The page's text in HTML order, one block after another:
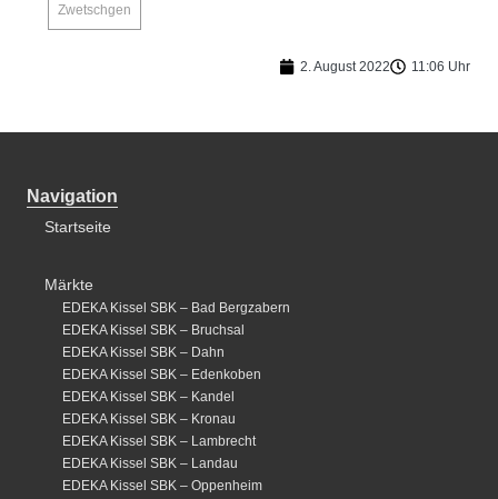
Zwetschgen
2. August 2022 11:06 Uhr
Navigation
Startseite
Märkte
EDEKA Kissel SBK – Bad Bergzabern
EDEKA Kissel SBK – Bruchsal
EDEKA Kissel SBK – Dahn
EDEKA Kissel SBK – Edenkoben
EDEKA Kissel SBK – Kandel
EDEKA Kissel SBK – Kronau
EDEKA Kissel SBK – Lambrecht
EDEKA Kissel SBK – Landau
EDEKA Kissel SBK – Oppenheim